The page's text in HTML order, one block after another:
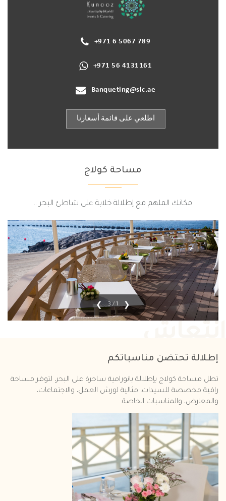
+971 6 5067 789
+971 56 4131161
Banqueting@slc.ae
اطلعي على قائمة أسعارنا
مساحة كولاج
مكانك الملهم مع إطلالة خلابة على شاطئ البحر ..
1 / 3
إطلالة تحتضن مناسباتكم
تطل مساحة كولاج بإطلالة بانورامية ساحرة على البحر، لتوفر مساحة
راقية مخصصة للسيدات، مثالية لورش العمل، والاجتماعات،
والمعارض، والمناسبات الخاصة.